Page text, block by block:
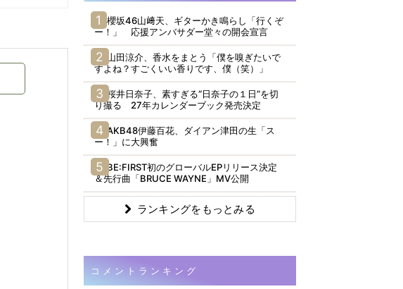
櫻坂46山﨑天、ギターかき鳴らし「行くぞ
ー！」 応援アンバサダー堂々の開会宣言
山田涼介、香水をまとう「僕を嗅ぎたいで
すよね？すごくいい香りです、僕（笑）」
桜井日奈子、素すぎる“日奈子の１日”を切
り撮る 27年カレンダーブック発売決定
AKB48伊藤百花、ダイアン津田の生「ス
ー！」に大興奮
BE:FIRST初のグローバルEPリリース決定
＆先行曲「BRUCE WAYNE」MV公開
ランキングをもっとみる
コメントランキング